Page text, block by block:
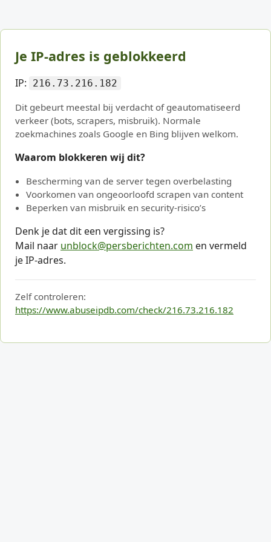
Je IP-adres is geblokkeerd
IP: 216.73.216.182
Dit gebeurt meestal bij verdacht of geautomatiseerd
verkeer (bots, scrapers, misbruik). Normale
zoekmachines zoals Google en Bing blijven welkom.
Waarom blokkeren wij dit?
Bescherming van de server tegen overbelasting
Voorkomen van ongeoorloofd scrapen van content
Beperken van misbruik en security-risico’s
Denk je dat dit een vergissing is?
Mail naar unblock@persberichten.com en vermeld
je IP-adres.
Zelf controleren:
https://www.abuseipdb.com/check/216.73.216.182